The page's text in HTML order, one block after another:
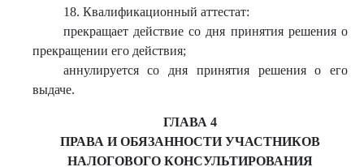
18. Квалификационный аттестат:
прекращает действие со дня принятия решения о
прекращении его действия;
аннулируется со дня принятия решения о его
выдаче.
ГЛАВА 4
ПРАВА И ОБЯЗАННОСТИ УЧАСТНИКОВ
НАЛОГОВОГО КОНСУЛЬТИРОВАНИЯ